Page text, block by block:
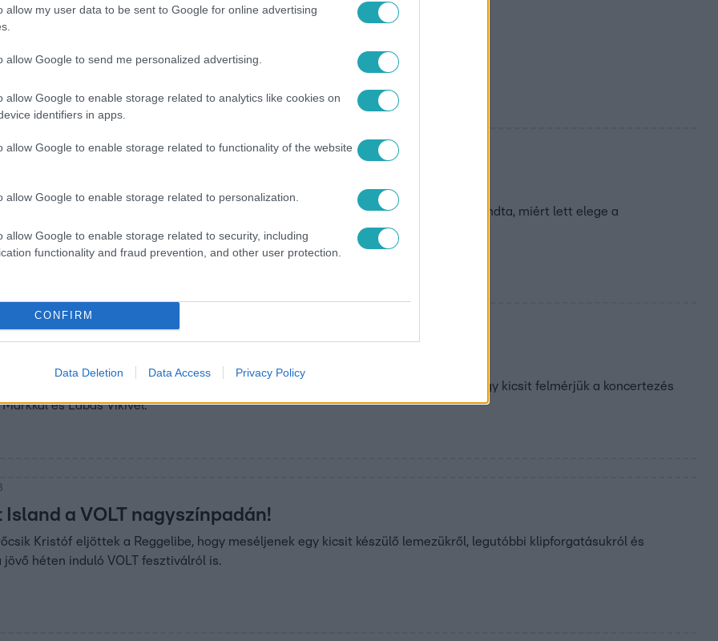
allow my user data to be sent to Google for online advertising
allow Google to send me personalized advertising.
allow Google to enable storage related to analytics like cookies on
identifiers in apps.
allow Google to enable storage related to functionality of the website
allow Google to enable storage related to personalization.
allow Google to enable storage related to security, including
functionality and fraud prevention, and other user protection.
CONFIRM
Data Deletion Data Access Privacy Policy
a Margaret Island
klipje a Reggeli pénteki adásában
az utadat című klipjét a Reggeliben mutatta be. Az énekesnő, Lábas Viki azt is elmondta, miért lett elege a
Új daluk is erről szól.
de utána sem lesz megállás. Végigvesszük a nyár legnagyobb fesztiváljait, és egy kicsit felmérjük a koncertezés
és Lábas Vikivel.
a VOLT nagyszínpadán!
Kristóf eljöttek a Reggelibe, hogy meséljenek egy kicsit készülő lemezükről, legutóbbi klipforgatásukról és
héten induló VOLT fesztiválról is.